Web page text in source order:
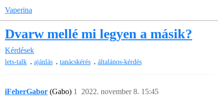
Vaperina
Dvarw mellé mi legyen a másik?
Kérdések
lets-talk , ajánlás , tanácskérés , általános-kérdés
iFeherGabor (Gabo) 2022. november 8. 15:45
1